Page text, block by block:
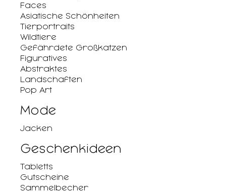
Faces
Asiatische Schönheiten
Tierportraits
Wildtiere
Gefährdete Großkatzen
Figuratives
Abstraktes
Landschaften
Pop Art
Mode
Jacken
Geschenkideen
Tabletts
Gutscheine
Sammelbecher